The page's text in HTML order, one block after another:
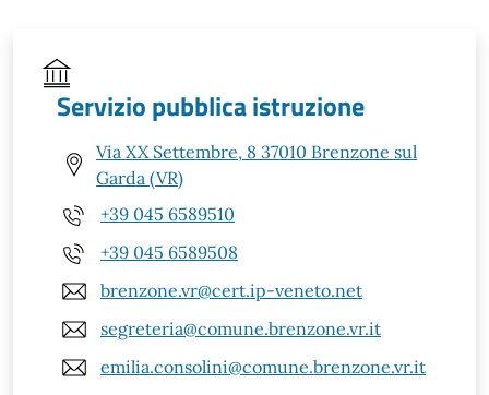
Servizio pubblica istruzione
Via XX Settembre, 8 37010 Brenzone sul
Garda (VR)
+39 045 6589510
+39 045 6589508
brenzone.vr@cert.ip-veneto.net
segreteria@comune.brenzone.vr.it
emilia.consolini@comune.brenzone.vr.it